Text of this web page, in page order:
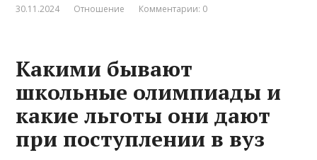
30.11.2024 Отношение Комментарии: 0
Какими бывают
школьные олимпиады и
какие льготы они дают
при поступлении в вуз